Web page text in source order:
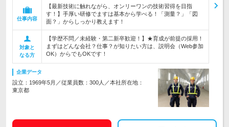
仕事内容
【最新技術に触れながら、オンリーワンの技術習得を目指
す！】手厚い研修でますは基本から学べる！「測量？」「図
面？」からしっかり教えます！
対象と
なる方
【学歴不問／未経験・第二新卒歓迎！】★育成が前提の採用！
まずはどんな会社？仕事？が知りたい方は、説明会（Web参加
OK）からでもOKです！
企業データ
設立：1969年5月／従業員数：300人／本社所在地：
東京都